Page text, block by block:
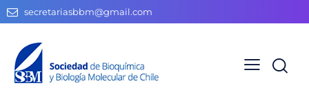
secretariasbbm@gmail.com